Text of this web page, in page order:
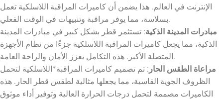
الإنترنت في العالم. هذا يضمن أن كاميرات المراقبة اللاسلكية تعمل
بسلاسة، مما يوفر مراقبة وتنبيهات في الوقت الفعلي.
مبادرات المدينة الذكية: تستثمر قطر بشكل كبير في مبادرات المدينة
الذكية، مما يجعل كاميرات المراقبة اللاسلكية جزءًا من نظام الأجهزة
المتصلة الأكبر. هذه التكامل يعزز الأمان والراحة العامة.
مراعاة الطقس الحار : تم تصميم كاميرات المراقبة*اللاسلكية لتحمل
الظروف الجوية القاسية، مما يجعلها مثالية لطقس قطر الحار. هذه
الكاميرات مصممة لتحمل درجات الحرارة العالية وتوفير أداء موثوق